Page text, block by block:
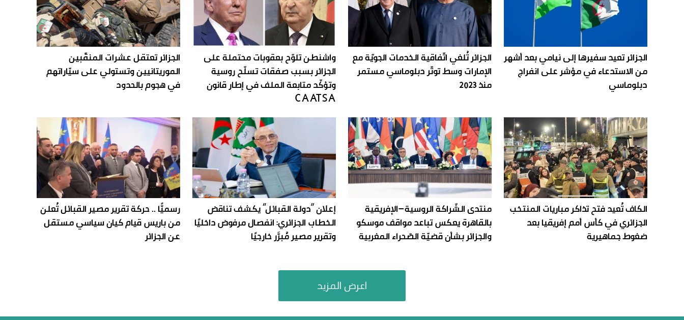
الجزائر تعيد سفيرها إلى نيامي بعد أشهر
من الاستدعاء في مؤشر على انفراج
دبلوماسي
الجزائر تُلغي اتّفاقية الخدمات الجويّة مع
الإمارات وسط توتّر دبلوماسي مستمر
منذ 2023
واشنطن تلوّح بعقوبات محتملة على
الجزائر بسبب صفقات تسلّح روسية
وتؤكّد متابعة الملف في إطار قانون
CAATSA
الجزائر تعتقل عشرات المنقّبين
الموريتانيين وتستولي على سيّاراتهم
في هجوم بالحدود
الكاف تُعيد فتح تذاكر مباريات المنتخب
الجزائري في كأس أمم إفريقيا بعد
ضغوط جماهيرية
منتدى الشّراكة الروسية–الإفريقية
بالقاهرة يعكس تباعد مواقف موسكو
والجزائر بشأن قضيّة الصّحراء المغربية
إعلان “دولة القبائل” يكشف تناقض
الخطاب الجزائري: انفصال مرفوض داخليًا
وتقرير مصير مُبرَّر خارجيًا
رسميًّا .. حركة تقرير مصير القبائل تُعلن
من باريس قيام كيان سياسي مستقل
عن الجزائر
اعرض المزيد